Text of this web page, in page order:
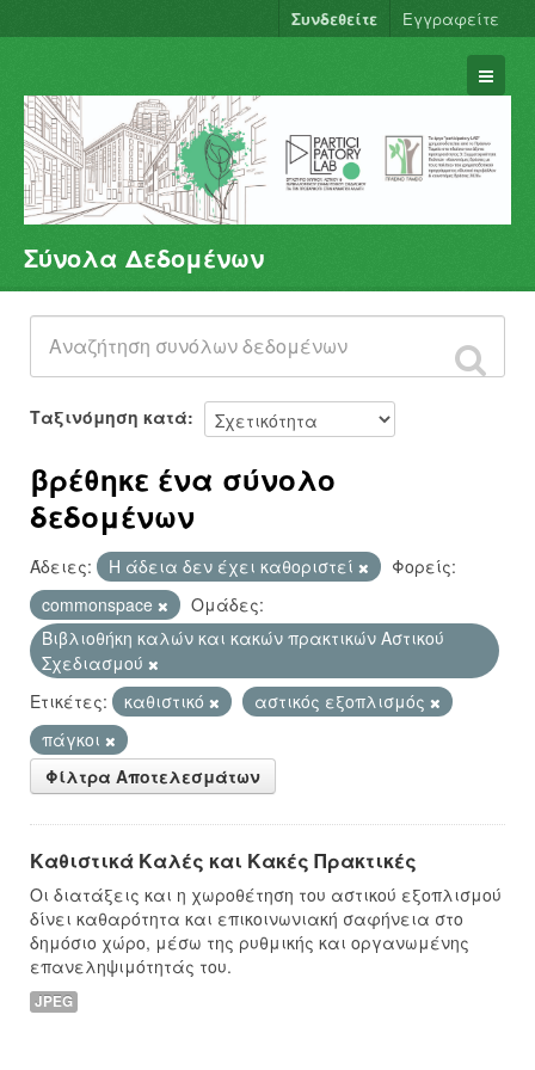
Συνδεθείτε Εγγραφείτε
Σύνολα Δεδομένων
Φορείς
Ομάδες
Σχετικά
Σύνολα Δεδομένων
Ταξινόμηση κατά
βρέθηκε ένα σύνολο
δεδομένων
Άδειες: Η άδεια δεν έχει καθοριστεί
Φορείς:
commonspace
Ομάδες:
Βιβλιοθήκη καλών και κακών πρακτικών Αστικού
Σχεδιασμού
Ετικέτες:
καθιστικό
αστικός εξοπλισμός
πάγκοι
Φίλτρα Αποτελεσμάτων
Καθιστικά Καλές και Κακές Πρακτικές
Οι διατάξεις και η χωροθέτηση του αστικού εξοπλισμού
δίνει καθαρότητα και επικοινωνιακή σαφήνεια στο
δημόσιο χώρο, μέσω της ρυθμικής και οργανωμένης
επανεληψιμότητάς του.
JPEG